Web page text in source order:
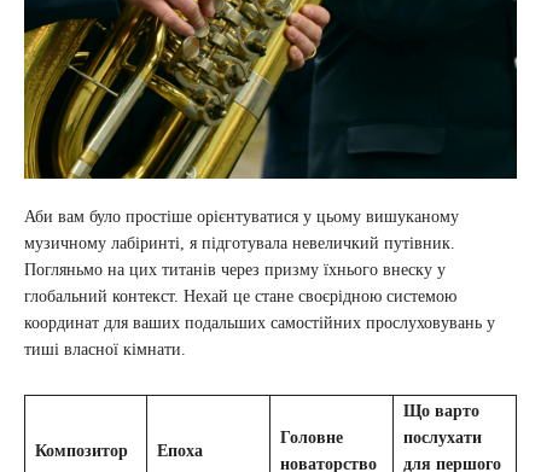
Аби вам було простіше орієнтуватися у цьому вишуканому
музичному лабіринті, я підготувала невеличкий путівник.
Погляньмо на цих титанів через призму їхнього внеску у
глобальний контекст. Нехай це стане своєрідною системою
координат для ваших подальших самостійних прослуховувань у
тиші власної кімнати.
Композитор Епоха
Головне
новаторство
Що варто
послухати
для першого